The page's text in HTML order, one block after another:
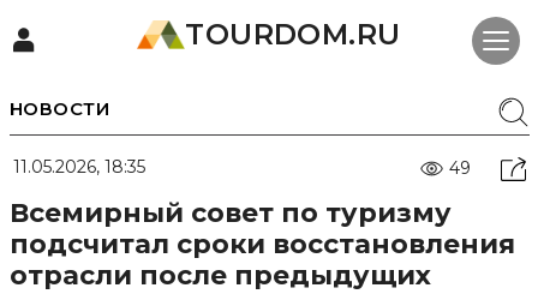
TOURDOM.RU
НОВОСТИ
11.05.2026, 18:35 49
Всемирный совет по туризму
подсчитал сроки восстановления
отрасли после предыдущих